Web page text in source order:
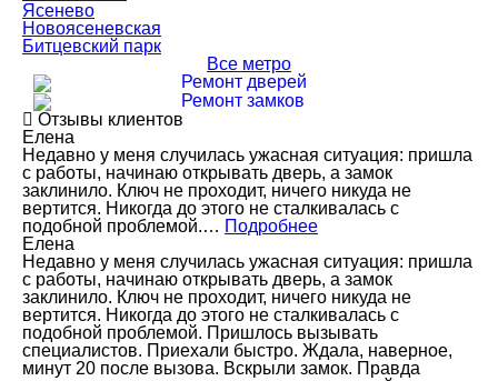
Ясенево
Новоясеневская
Битцевский парк
Все метро
Ремонт дверей
Ремонт замков
Отзывы клиентов
Елена
Недавно у меня случилась ужасная ситуация: пришла
с работы, начинаю открывать дверь, а замок
заклинило. Ключ не проходит, ничего никуда не
вертится. Никогда до этого не сталкивалась с
подобной проблемой.… Подробнее
Елена
Недавно у меня случилась ужасная ситуация: пришла
с работы, начинаю открывать дверь, а замок
заклинило. Ключ не проходит, ничего никуда не
вертится. Никогда до этого не сталкивалась с
подобной проблемой. Пришлось вызывать
специалистов. Приехали быстро. Ждала, наверное,
минут 20 после вызова. Вскрыли замок. Правда